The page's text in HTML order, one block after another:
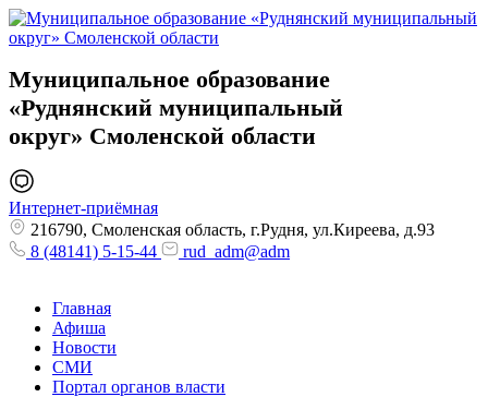
Муниципальное образование
«Руднянский муниципальный
округ» Смоленской области
Интернет-приёмная
216790, Смоленская область, г.Рудня, ул.Киреева, д.93
8 (48141) 5-15-44
rud_adm@adm
Главная
Афиша
Новости
СМИ
Портал органов власти